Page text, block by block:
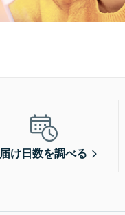
け日数を調べる